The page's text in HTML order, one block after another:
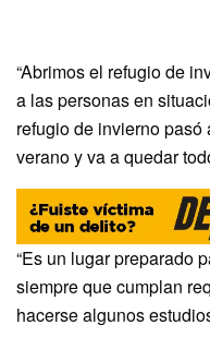
“Abrimos el refugio de
a las personas en
refugio de invierno pasó
verano y va a quedar
“Es un lugar preparado
siempre que cumplan
hacerse algunos